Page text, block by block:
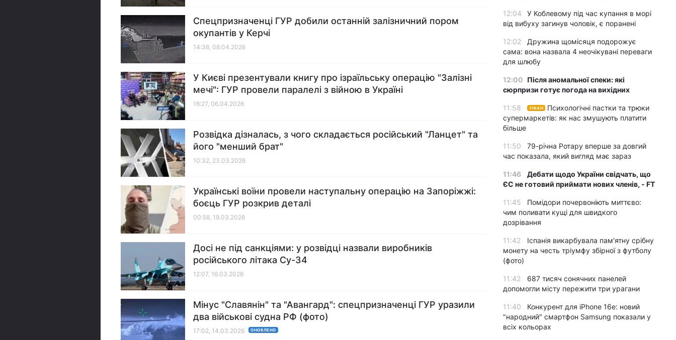
Спецпризначенці ГУР добили останній залізничний пором
окупантів у Керчі
14:38, 08.04.2026
У Києві презентували книгу про ізраїльську операцію "Залізні
мечі": ГУР провели паралелі з війною в Україні
16:27, 06.04.2026
Розвідка дізналась, з чого складається російський "Ланцет" та
його "менший брат"
10:32, 23.03.2026
Українські воїни провели наступальну операцію на Запоріжжі:
боєць ГУР розкрив деталі
00:58, 19.03.2026
Досі не під санкціями: у розвідці назвали виробників
російського літака Су-34
12:07, 16.03.2026
Мінус "Славянін" та "Авангард": спецпризначенці ГУР уразили
два військові судна РФ (фото)
17:02, 14.03.2026 ОНОВЛЕНО
12:04
У Коблевому під час купання в морі
від вибуху загинув чоловік, є поранені
12:02
Дружина щомісяця подорожує
сама: вона назвала 4 неочікувані переваги
для шлюбу
12:00 Після аномальної спеки: які
сюрпризи готує погода на вихідних
11:58 УНІАН
Психологічні пастки та трюки
супермаркетів: як нас змушують платити
більше
11:50
79-річна Ротару вперше за довгий
час показала, який вигляд має зараз
11:46
Дебати щодо України свідчать, що
ЄС не готовий приймати нових членів, - FT
11:45
Помідори почервоніють миттєво:
чим поливати кущі для швидкого
дозрівання
11:42
Іспанія викарбувала пам'ятну срібну
монету на честь тріумфу збірної з футболу
(фото)
11:42
687 тисяч сонячних панелей
допомогли місту пережити три урагани
11:40
Конкурент для iPhone 16e: новий
"народний" смартфон Samsung показали у
всіх кольорах